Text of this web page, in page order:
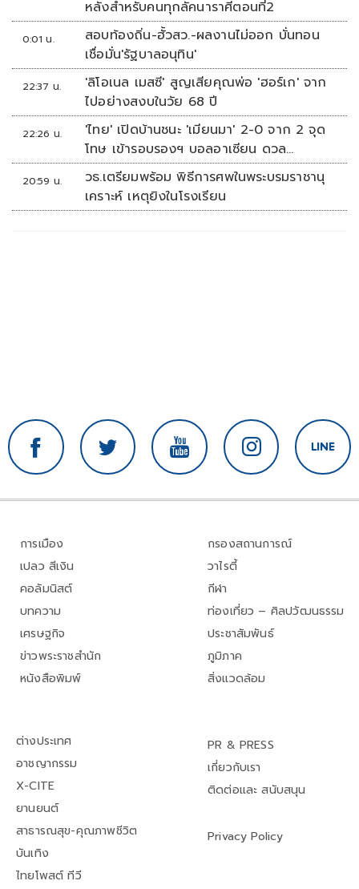
หลังสำหรับคนทุกลัคนาราศีตอนที่2
0:01 น.
สอบท้องถิ่น-ฮั้วสว.-ผลงานไม่ออก บั่นทอน
เชื่อมั่น'รัฐบาลอนุทิน'
22:37 น.
'ลิโอเนล เมสซี' สูญเสียคุณพ่อ 'ฮอร์เก' จาก
ไปอย่างสงบในวัย 68 ปี
22:26 น.
'ไทย' เปิดบ้านชนะ 'เมียนมา' 2-0 จาก 2 จุด
โทษ เข้ารอบรองฯ บอลอาเซียน ดวล
'สิงคโปร์'
20:59 น.
วธ.เตรียมพร้อม พิธีการศพในพระบรมราชานุ
เคราะห์ เหตุยิงในโรงเรียน
การเมือง
เปลว สีเงิน
คอลัมนิสต์
บทความ
เศรษฐกิจ
ข่าวพระราชสำนัก
หนังสือพิมพ์
กรองสถานการณ์
วาไรตี้
กีฬา
ท่องเที่ยว – ศิลปวัฒนธรรม
ประชาสัมพันธ์
ภูมิภาค
สิ่งแวดล้อม
ต่างประเทศ
อาชญากรรม
X-CITE
ยานยนต์
สาธารณสุข-คุณภาพชีวิต
บันเทิง
ไทยโพสต์ ทีวี
PR & PRESS
เกี่ยวกับเรา
ติดต่อและ สนับสนุน
Privacy Policy